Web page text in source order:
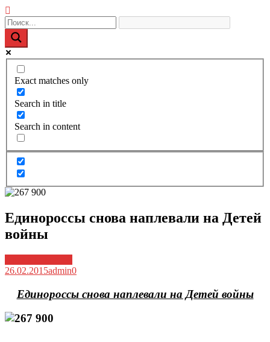
Exact matches only
Search in title
Search in content
Единороссы снова наплевали на Детей
войны
26.02.2015admin0
Единороссы снова наплевали на Детей войны